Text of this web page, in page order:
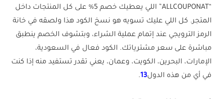
“ALLCOUPONAT” اللي يعطيك خصم 5% على كل المنتجات داخل
المتجر. كل اللي عليك تسويه هو نسخ الكود هذا ولصقه في خانة
الرمز الترويجي عند إتمام عملية الشراء، وبتشوف الخصم ينطبق
مباشرة على سعر مشترياتك. الكود فعال في السعودية،
الإمارات، البحرين، الكويت، وعمان، يعني تقدر تستفيد منه إذا كنت
في أي من هذه الدول
13
.